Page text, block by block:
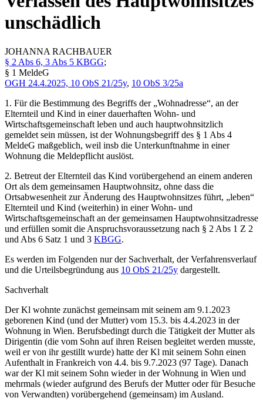
unschädlich
JOHANNA RACHBAUER
§ 2 Abs 6, 3 Abs 5 KBGG;
§ 1 MeldeG
OGH 24.4.2025, 10 ObS 21/25y, 10 ObS 3/25a
1. Für die Bestimmung des Begriffs der „Wohnadresse“, an der
Elternteil und Kind in einer dauerhaften Wohn- und
Wirtschaftsgemeinschaft leben und auch hauptwohnsitzlich
gemeldet sein müssen, ist der Wohnungsbegriff des § 1 Abs 4
MeldeG maßgeblich, weil insb die Unterkunftnahme in einer
Wohnung die Meldepflicht auslöst.
2. Betreut der Elternteil das Kind vorübergehend an einem anderen
Ort als dem gemeinsamen Hauptwohnsitz, ohne dass die
Ortsabwesenheit zur Änderung des Hauptwohnsitzes führt, „leben“
Elternteil und Kind (weiterhin) in einer Wohn- und
Wirtschaftsgemeinschaft an der gemeinsamen Hauptwohnsitzadresse
und erfüllen somit die Anspruchsvoraussetzung nach § 2 Abs 1 Z 2
und Abs 6 Satz 1 und 3 KBGG.
Es werden im Folgenden nur der Sachverhalt, der Verfahrensverlauf
und die Urteilsbegründung aus 10 ObS 21/25y dargestellt.
Sachverhalt
Der Kl wohnte zunächst gemeinsam mit seinem am 9.1.2023
geborenen Kind (und der Mutter) vom 15.3. bis 4.4.2023 in der
Wohnung in Wien. Berufsbedingt durch die Tätigkeit der Mutter als
Dirigentin (die vom Sohn auf ihren Reisen begleitet werden musste,
weil er von ihr gestillt wurde) hatte der Kl mit seinem Sohn einen
Aufenthalt in Frankreich von 4.4. bis 9.7.2023 (97 Tage). Danach
war der Kl mit seinem Sohn wieder in der Wohnung in Wien und
mehrmals (wieder aufgrund des Berufs der Mutter oder für Besuche
von Verwandten) vorübergehend (gemeinsam) im Ausland.